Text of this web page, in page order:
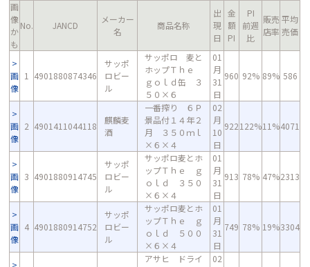
画
像
か
も
No. JANCD
メーカー
名
商品名称
出
現
日
金
額
PI
PI
前週
比
販売
店率
平均
売価
画
像
1 4901880874346
サッポ
ロビー
ル
サッポロ 麦と
ホップＴｈｅ
ｇｏｌｄ缶 ３
５０×６
01
月
31
日
960 92% 89% 586
画
像
2 4901411044118
麒麟麦
酒
一番搾り ６Ｐ
景品付１４年２
月 ３５０ｍｌ
×６×４
02
月
10
日
922122%11%4071
画
像
3 4901880914745
サッポ
ロビー
ル
サッポロ麦とホ
ップＴｈｅ ｇ
ｏｌｄ ３５０
×６×４
01
月
31
日
913 78% 47%2313
画
像
4 4901880914752
サッポ
ロビー
ル
サッポロ麦とホ
ップＴｈｅ ｇ
ｏｌｄ ５００
×６×４
01
月
31
日
749 78% 19%3304
アサヒ ドライ
02